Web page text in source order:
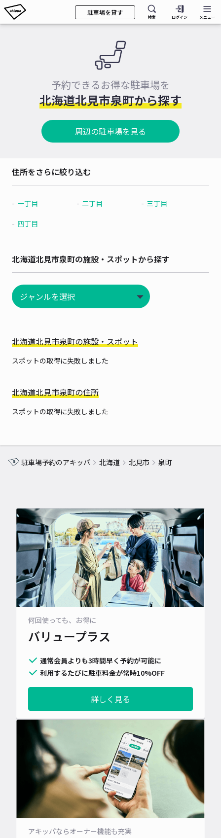
駐車場を貸す
検索 ログイン メニュー
予約できるお得な駐車場を
北海道北見市泉町から探す
周辺の駐車場を見る
住所をさらに絞り込む
一丁目 二丁目 三丁目
四丁目
北海道北見市泉町の施設・スポットから探す
北海道北見市泉町の施設・スポット
スポットの取得に失敗しました
北海道北見市泉町の住所
スポットの取得に失敗しました
駐車場予約のアキッパ 北海道 北見市 泉町
何回使っても、お得に
バリュープラス
通常会員よりも3時間早く予約が可能に
利用するたびに駐車料金が常時10%OFF
詳しく見る
アキッパならオーナー機能も充実